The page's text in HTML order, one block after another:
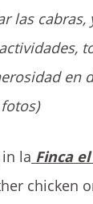
las
en
la Finca
chicken